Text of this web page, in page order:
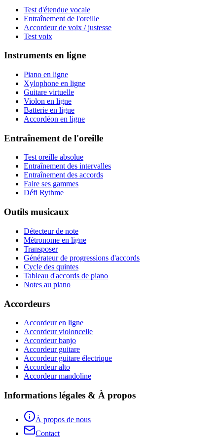
Test d'étendue vocale
Entraînement de l'oreille
Accordeur de voix / justesse
Test voix
Instruments en ligne
Piano en ligne
Xylophone en ligne
Guitare virtuelle
Violon en ligne
Batterie en ligne
Accordéon en ligne
Entraînement de l'oreille
Test oreille absolue
Entraînement des intervalles
Entraînement des accords
Faire ses gammes
Défi Rythme
Outils musicaux
Détecteur de note
Métronome en ligne
Transposer
Générateur de progressions d'accords
Cycle des quintes
Tableau d'accords de piano
Notes au piano
Accordeurs
Accordeur en ligne
Accordeur violoncelle
Accordeur banjo
Accordeur guitare
Accordeur guitare électrique
Accordeur alto
Accordeur mandoline
Informations légales & À propos
À propos de nous
Contact